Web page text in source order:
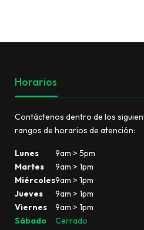
Horarios
Contáctenos dentro de los
rangos de horarios de atención:
Lunes
9am > 5pm
Martes
9am > 1pm
Miércoles9am > 1pm
Jueves
9am > 1pm
Viernes
9am > 1pm
Sábado
Cerrado